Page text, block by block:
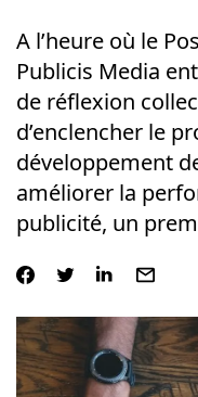
A l’heure où le
Publicis Media
de réflexion
d’enclencher le
développement
améliorer la
publicité, un